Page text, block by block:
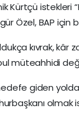
Kürtçü istekleri
Özel, BAP için
kıvrak, kâr
müteahhidi
giden
olmak